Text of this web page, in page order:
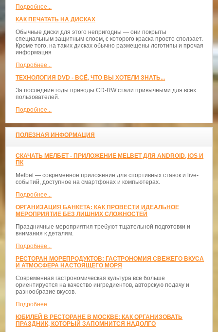
Подробнее...
КАК ПЕЧАТАТЬ НА ДИСКАХ
Обычные диски для этого непригодны — они покрыты
специальным защитным слоем, с которого краска просто сползает.
Кроме того, на таких дисках обычно размещены логотипы и прочая
информация
Подробнее...
ТЕХНОЛОГИЯ DVD - ВСЁ, ЧТО ВЫ ХОТЕЛИ ЗНАТЬ...
За последние годы приводы CD-RW стали привычными для всех
пользователей.
Подробнее...
ПОЛЕЗНАЯ ИНФОРМАЦИЯ
СКАЧАТЬ МЕЛБЕТ - ПРИЛОЖЕНИЕ MELBET ДЛЯ ANDROID, IOS И
ПК
Melbet — современное приложение для спортивных ставок и live-
событий, доступное на смартфонах и компьютерах.
Подробнее...
ОРГАНИЗАЦИЯ БАНКЕТА: КАК ПРОВЕСТИ ИДЕАЛЬНОЕ
МЕРОПРИЯТИЕ БЕЗ ЛИШНИХ СЛОЖНОСТЕЙ
Праздничные мероприятия требуют тщательной подготовки и
внимания к деталям.
Подробнее...
РЕСТОРАН МОРЕПРОДУКТОВ: ГАСТРОНОМИЯ СВЕЖЕГО ВКУСА
И АТМОСФЕРА НАСТОЯЩЕГО МОРЯ
Современная гастрономическая культура все больше
ориентируется на качество ингредиентов, авторскую подачу и
разнообразие вкусов.
Подробнее...
ЮБИЛЕЙ В РЕСТОРАНЕ В МОСКВЕ: КАК ОРГАНИЗОВАТЬ
ПРАЗДНИК, КОТОРЫЙ ЗАПОМНИТСЯ НАДОЛГО